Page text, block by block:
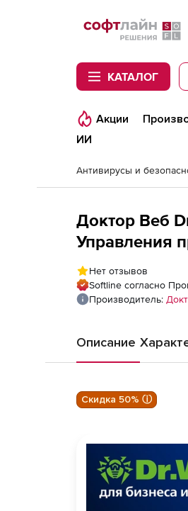
Softline
КАТАЛОГ
Акции
ИИ
Антивирусы и
Доктор Веб
Управления
Нет отзывов
Softline согласно
Производитель:
Описание
Скидка 50% ⓘ